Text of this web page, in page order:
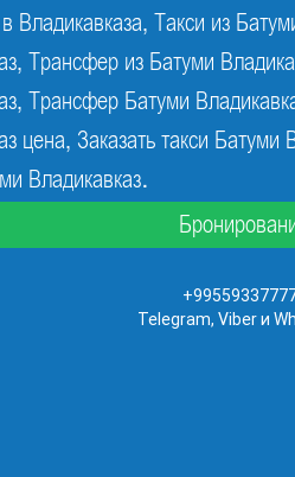
Владикавказа, Такси из
Трансфер из Батуми
Трансфер Батуми
цена, Заказать такси
Владикавказ.
Telegram, Viber и